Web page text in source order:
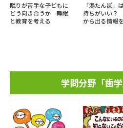
眠りが苦手な子どもに
どう向き合うか 睡眠
と教育を考える
「湯たんぽ」
持ちがいい？
から出る情報
学問分野「歯